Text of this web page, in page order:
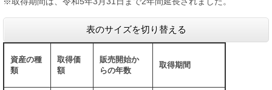
表のサイズを切り替える
資産の種
類
取得価
額
販売開始か
らの年数
取得期間